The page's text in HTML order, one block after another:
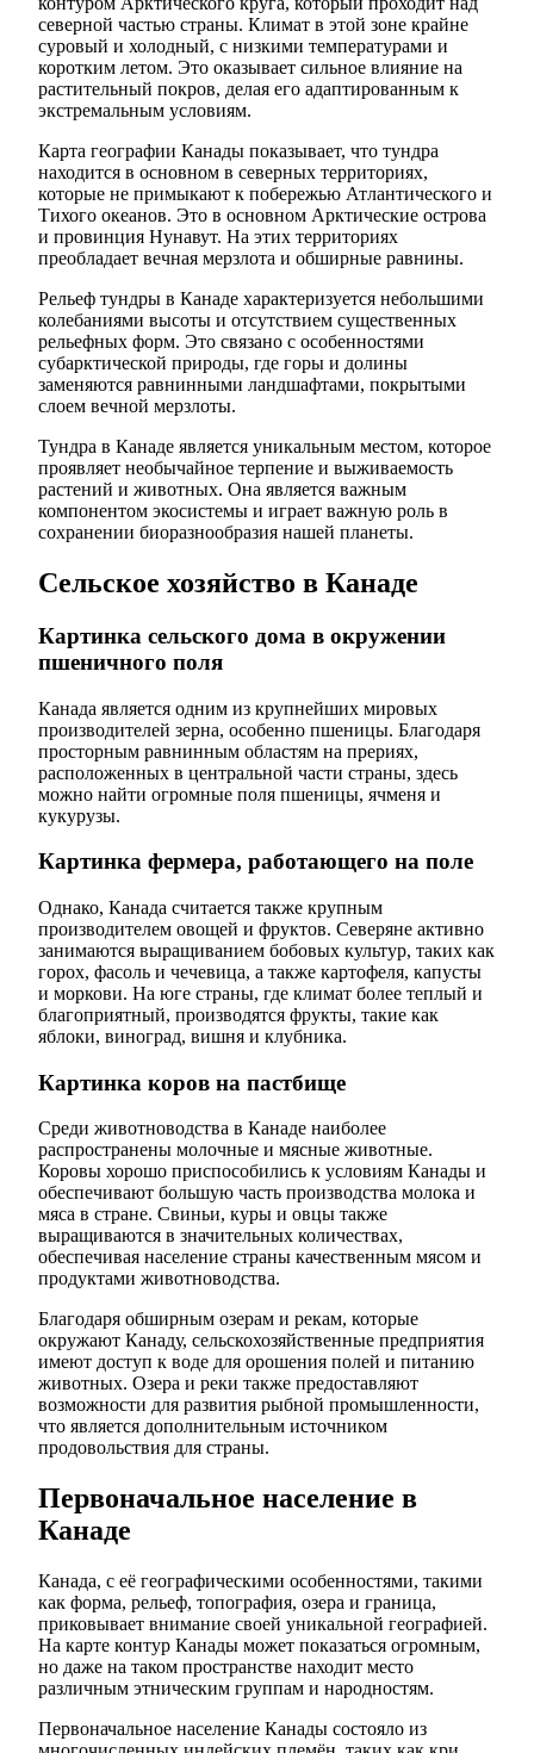
северной частью страны. Климат в этой зоне крайне
суровый и холодный, с низкими температурами и
коротким летом. Это оказывает сильное влияние на
растительный покров, делая его адаптированным к
экстремальным условиям.
Карта географии Канады показывает, что тундра
находится в основном в северных территориях,
которые не примыкают к побережью Атлантического и
Тихого океанов. Это в основном Арктические острова
и провинция Нунавут. На этих территориях
преобладает вечная мерзлота и обширные равнины.
Рельеф тундры в Канаде характеризуется небольшими
колебаниями высоты и отсутствием существенных
рельефных форм. Это связано с особенностями
субарктической природы, где горы и долины
заменяются равнинными ландшафтами, покрытыми
слоем вечной мерзлоты.
Тундра в Канаде является уникальным местом, которое
проявляет необычайное терпение и выживаемость
растений и животных. Она является важным
компонентом экосистемы и играет важную роль в
сохранении биоразнообразия нашей планеты.
Сельское хозяйство в Канаде
Картинка сельского дома в окружении
пшеничного поля
Канада является одним из крупнейших мировых
производителей зерна, особенно пшеницы. Благодаря
просторным равнинным областям на прериях,
расположенных в центральной части страны, здесь
можно найти огромные поля пшеницы, ячменя и
кукурузы.
Картинка фермера, работающего на поле
Однако, Канада считается также крупным
производителем овощей и фруктов. Северяне активно
занимаются выращиванием бобовых культур, таких как
горох, фасоль и чечевица, а также картофеля, капусты
и моркови. На юге страны, где климат более теплый и
благоприятный, производятся фрукты, такие как
яблоки, виноград, вишня и клубника.
Картинка коров на пастбище
Среди животноводства в Канаде наиболее
распространены молочные и мясные животные.
Коровы хорошо приспособились к условиям Канады и
обеспечивают большую часть производства молока и
мяса в стране. Свиньи, куры и овцы также
выращиваются в значительных количествах,
обеспечивая население страны качественным мясом и
продуктами животноводства.
Благодаря обширным озерам и рекам, которые
окружают Канаду, сельскохозяйственные предприятия
имеют доступ к воде для орошения полей и питанию
животных. Озера и реки также предоставляют
возможности для развития рыбной промышленности,
что является дополнительным источником
продовольствия для страны.
Первоначальное население в
Канаде
Канада, с её географическими особенностями, такими
как форма, рельеф, топография, озера и граница,
приковывает внимание своей уникальной географией.
На карте контур Канады может показаться огромным,
но даже на таком пространстве находит место
различным этническим группам и народностям.
Первоначальное население Канады состояло из